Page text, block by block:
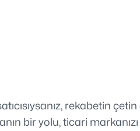
rekabetin
bir yolu, ticari